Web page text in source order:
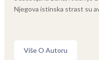
Njegova istinska strast su
Više O Autoru